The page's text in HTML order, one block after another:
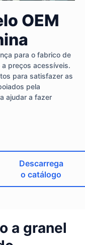
OEM
para o fabrico de
preços acessíveis.
para satisfazer as
pela
ajudar a fazer
Descarrega
o catálogo
a granel